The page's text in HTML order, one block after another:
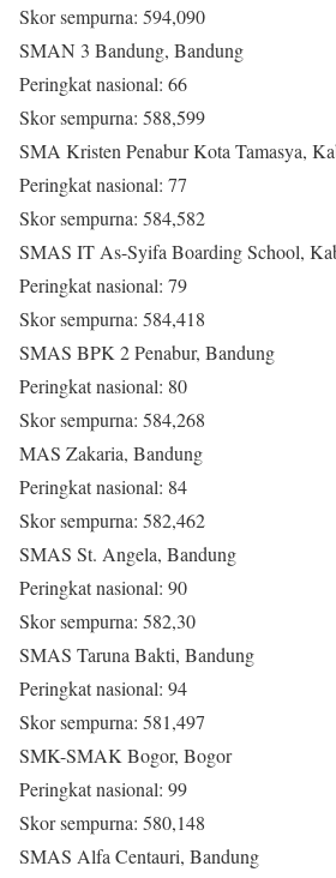
Skor sempurna: 594,090
SMAN 3 Bandung, Bandung
Peringkat nasional: 66
Skor sempurna: 588,599
SMA Kristen Penabur Kota Tamasya,
Peringkat nasional: 77
Skor sempurna: 584,582
SMAS IT As-Syifa Boarding School,
Peringkat nasional: 79
Skor sempurna: 584,418
SMAS BPK 2 Penabur, Bandung
Peringkat nasional: 80
Skor sempurna: 584,268
MAS Zakaria, Bandung
Peringkat nasional: 84
Skor sempurna: 582,462
SMAS St. Angela, Bandung
Peringkat nasional: 90
Skor sempurna: 582,30
SMAS Taruna Bakti, Bandung
Peringkat nasional: 94
Skor sempurna: 581,497
SMK-SMAK Bogor, Bogor
Peringkat nasional: 99
Skor sempurna: 580,148
SMAS Alfa Centauri, Bandung